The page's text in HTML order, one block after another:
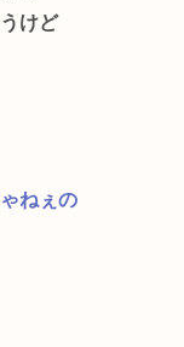
けど
ねぇの